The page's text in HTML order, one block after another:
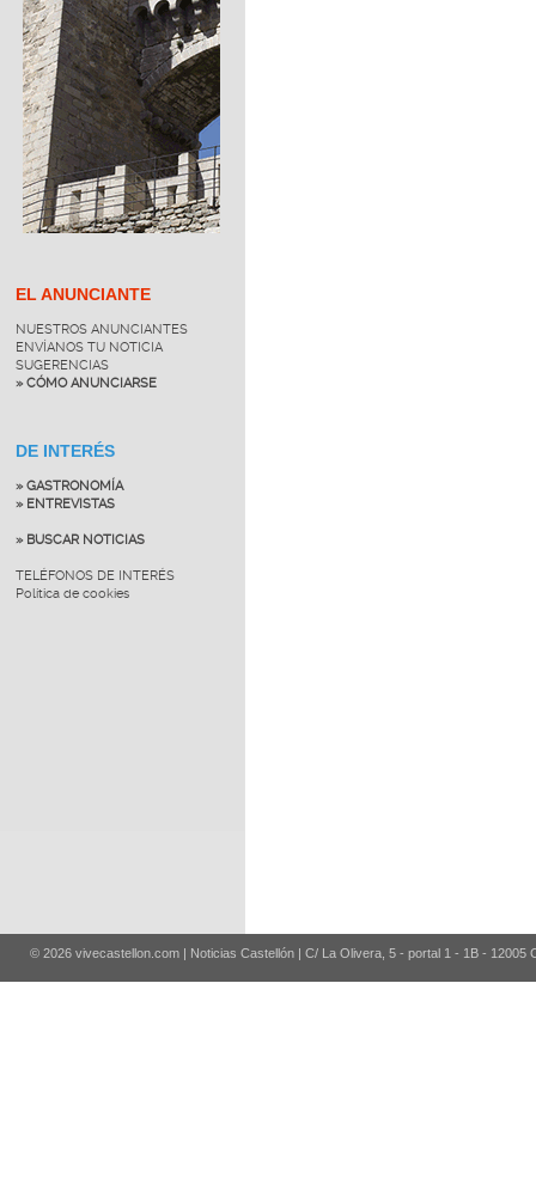
EL ANUNCIANTE
NUESTROS ANUNCIANTES
ENVÍANOS TU NOTICIA
SUGERENCIAS
» CÓMO ANUNCIARSE
DE INTERÉS
» GASTRONOMÍA
» ENTREVISTAS
» BUSCAR NOTICIAS
TELÉFONOS DE INTERÉS
Política de cookies
© 2026 vivecastellon.com | Noticias Castellón | C/ La Olivera, 5 - portal 1 - 1B - 12005